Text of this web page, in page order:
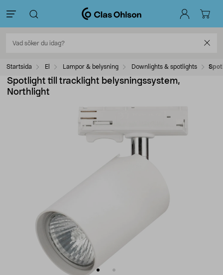
Startsida El Lampor & belysning Downlights & spotlights
Spotlight till tracklight belysningssystem,
Northlight